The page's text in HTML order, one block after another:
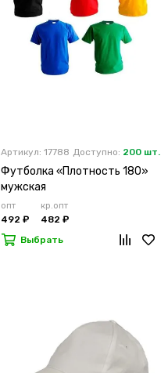
Артикул: 17788 Доступно: 200 шт.
Футболка «Плотность 180»
мужская
опт
492 ₽
кр.опт
482 ₽
Выбрать